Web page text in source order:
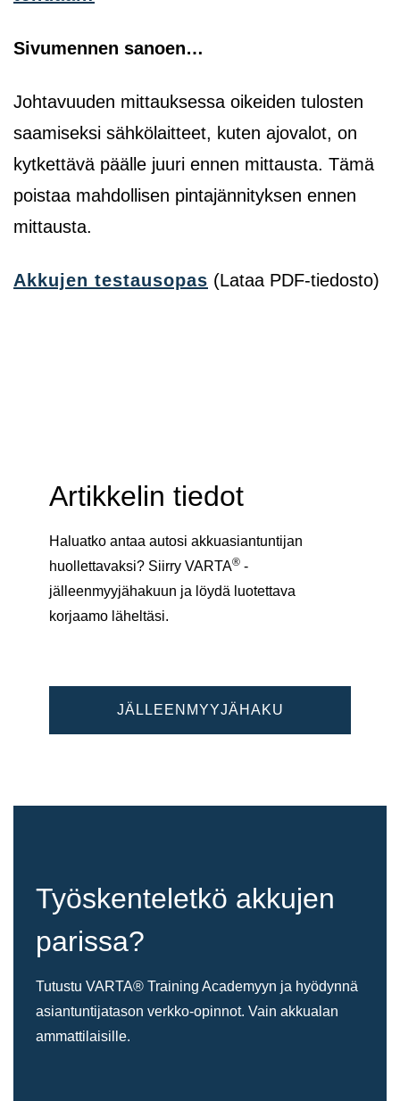
Sivumennen sanoen…
Johtavuuden mittauksessa oikeiden tulosten
saamiseksi sähkölaitteet, kuten ajovalot, on
kytkettävä päälle juuri ennen mittausta. Tämä
poistaa mahdollisen pintajännityksen ennen
mittausta.
Akkujen testausopas (Lataa PDF-tiedosto)
Artikkelin tiedot
Haluatko antaa autosi akkuasiantuntijan
huollettavaksi? Siirry VARTA® -
jälleenmyyjähakuun ja löydä luotettava
korjaamo läheltäsi.
JÄLLEENMYYJÄHAKU
Työskenteletkö akkujen
parissa?
Tutustu VARTA® Training Academyyn ja hyödynnä
asiantuntijatason verkko-opinnot. Vain akkualan
ammattilaisille.